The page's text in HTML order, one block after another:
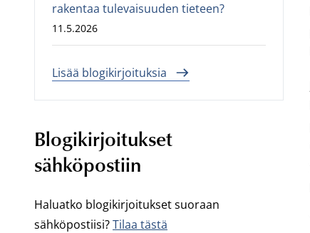
rakentaa tulevaisuuden tieteen?
11.5.2026
Lisää blogikirjoituksia
Blogikirjoitukset
sähköpostiin
Haluatko blogikirjoitukset suoraan
sähköpostiisi?Tilaa tästä